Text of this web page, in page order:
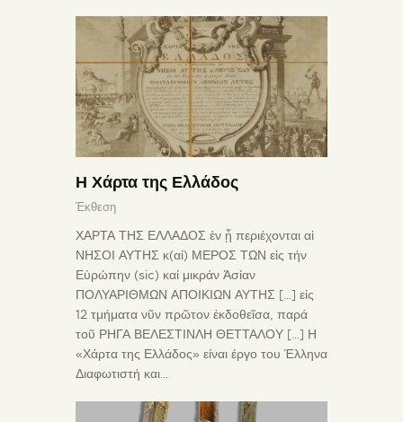
Η Χάρτα της Ελλάδος
Έκθεση
ΧΑΡΤΑ ΤΗΣ ΕΛΛΑΔΟΣ ἐν ᾗ περιέχονται αἱ
ΝΗΣΟΙ ΑΥΤΗΣ κ(αί) ΜΕΡΟΣ ΤΩΝ εἰς τήν
Εὑρώπην (sic) καί μικράν Ἀσίαν
ΠΟΛΥΑΡΙΘΜΩΝ ΑΠΟΙΚΙΩΝ ΑΥΤΗΣ […] εἰς
12 τμήματα νῦν πρῶτον ἐκδοθεῖσα, παρά
τοῦ ΡΗΓΑ ΒΕΛΕΣΤΙΝΛΗ ΘΕΤΤΑΛΟΥ […] Η
«Χάρτα της Ελλάδος» είναι έργο του Έλληνα
Διαφωτιστή και…